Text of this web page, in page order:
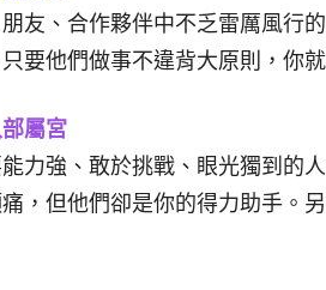
友、合作夥伴中不乏雷厲風行
要他們做事不違背大原則，你
屬宮
力強、敢於挑戰、眼光獨到的
，但他們卻是你的得力助手。